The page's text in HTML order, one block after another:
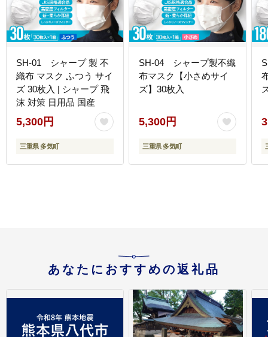
SH-01 シャープ 製 不
織布 マスク ふつう サイ
ズ 30枚入 | シャープ 飛
沫 対策 日用品 国産
5,300円
三重県 多気町
SH-04 シャープ製不織
布マスク【小さめサイ
ズ】30枚入
5,300円
三重県 多気町
あなたにおすすめの返礼品